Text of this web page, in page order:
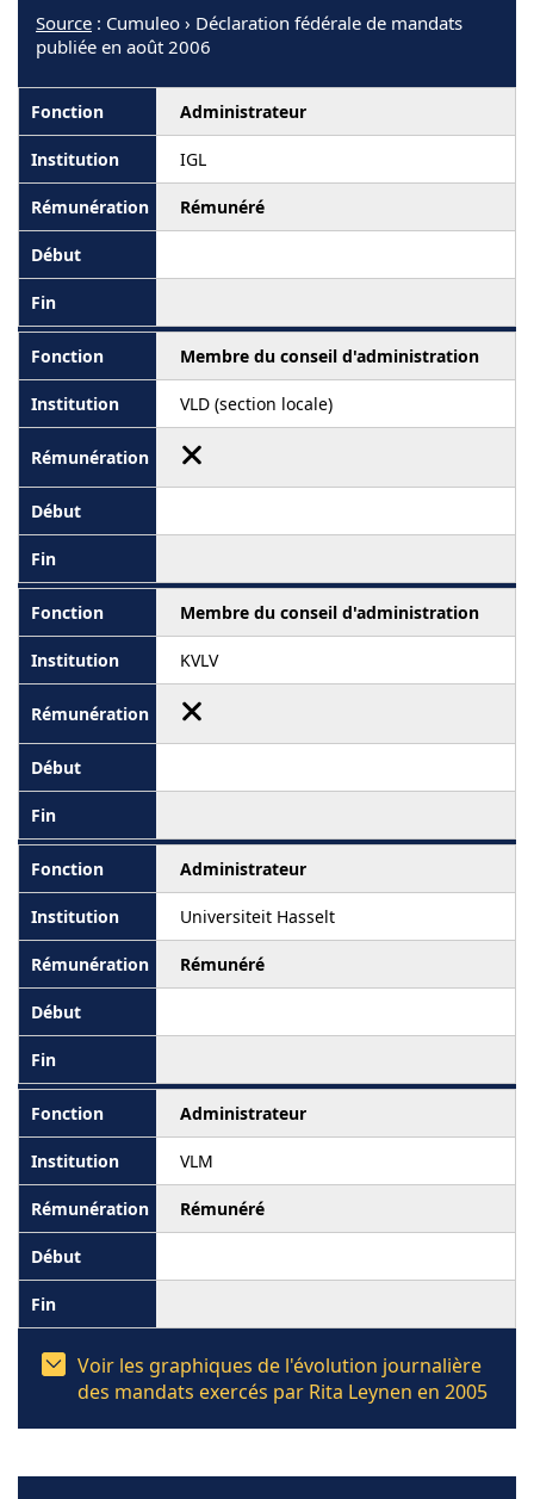
Source : Cumuleo › Déclaration fédérale de mandats
publiée en août 2006
Administrateur
IGL
Rémunéré
Membre du conseil d'administration
VLD (section locale)
Membre du conseil d'administration
KVLV
Administrateur
Universiteit Hasselt
Rémunéré
Administrateur
VLM
Rémunéré
Voir les graphiques de l'évolution journalière
des mandats exercés par Rita Leynen en 2005